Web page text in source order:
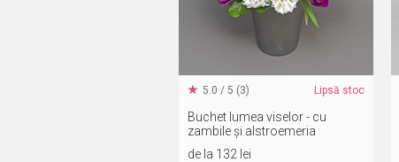
5.0 / 5 (3) Lipsă stoc
Buchet lumea viselor - cu
zambile și alstroemeria
de la 132 lei